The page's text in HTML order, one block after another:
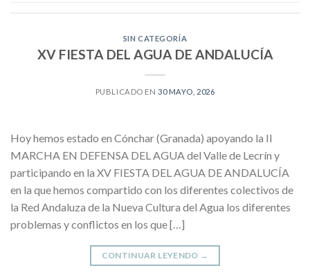
SIN CATEGORÍA
XV FIESTA DEL AGUA DE ANDALUCÍA
PUBLICADO EN 30 MAYO, 2026
Hoy hemos estado en Cónchar (Granada) apoyando la II
MARCHA EN DEFENSA DEL AGUA del Valle de Lecrín y
participando en la XV FIESTA DEL AGUA DE ANDALUCÍA
en la que hemos compartido con los diferentes colectivos de
la Red Andaluza de la Nueva Cultura del Agua los diferentes
problemas y conflictos en los que […]
CONTINUAR LEYENDO →